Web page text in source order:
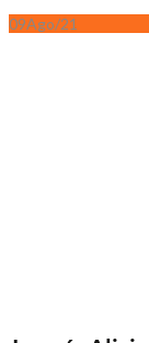
09Ago/21